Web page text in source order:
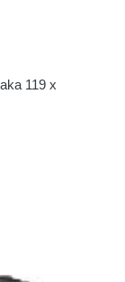
119 x